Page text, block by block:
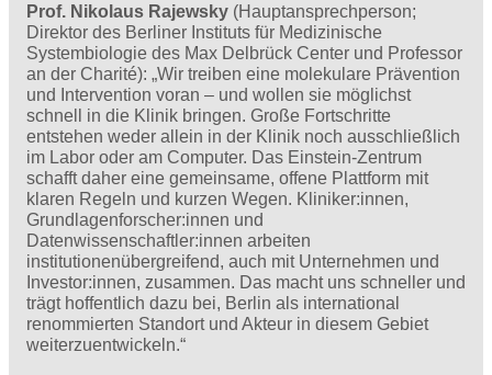
Prof. Nikolaus Rajewsky (Hauptansprechperson;
Direktor des Berliner Instituts für Medizinische
Systembiologie des Max Delbrück Center und Professor
an der Charité): „Wir treiben eine molekulare Prävention
und Intervention voran – und wollen sie möglichst
schnell in die Klinik bringen. Große Fortschritte
entstehen weder allein in der Klinik noch ausschließlich
im Labor oder am Computer. Das Einstein-Zentrum
schafft daher eine gemeinsame, offene Plattform mit
klaren Regeln und kurzen Wegen. Kliniker:innen,
Grundlagenforscher:innen und
Datenwissenschaftler:innen arbeiten
institutionenübergreifend, auch mit Unternehmen und
Investor:innen, zusammen. Das macht uns schneller und
trägt hoffentlich dazu bei, Berlin als international
renommierten Standort und Akteur in diesem Gebiet
weiterzuentwickeln.“